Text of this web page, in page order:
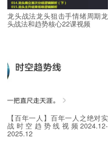
龙头战法龙头狙击手情绪周期龙
头战法和趋势核心22课视频
【百年一人】百年一人之绝对实
战时空趋势线视频2024.12-
2025.12